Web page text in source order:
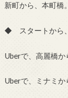
新町から、本町橋。
◆ スタートから、
Uberで、高麗橋か
Uberで、ミナミか